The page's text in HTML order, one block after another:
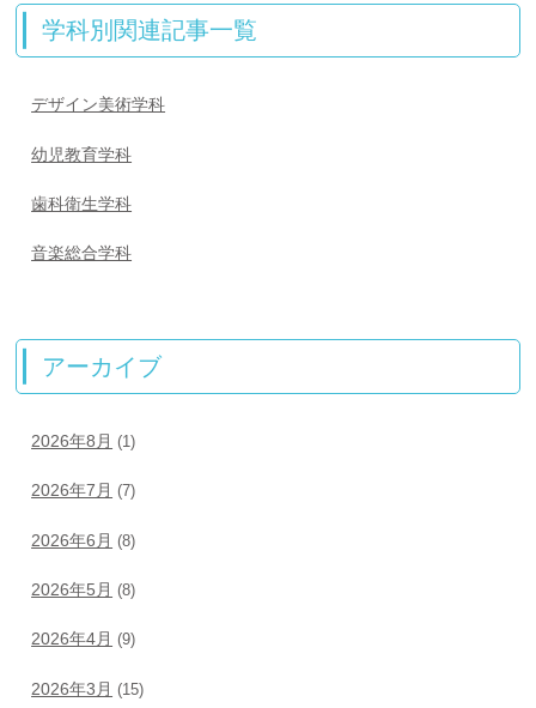
学科別関連記事一覧
デザイン美術学科
幼児教育学科
歯科衛生学科
音楽総合学科
アーカイブ
2026年8月 (1)
2026年7月 (7)
2026年6月 (8)
2026年5月 (8)
2026年4月 (9)
2026年3月 (15)